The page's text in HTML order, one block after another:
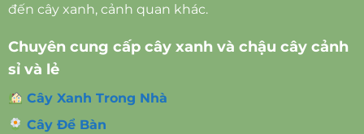
đến cây xanh, cảnh quan khác.
Chuyên cung cấp cây xanh và chậu cây cảnh
sỉ và lẻ
Cây Xanh Trong Nhà
Cây Để Bàn